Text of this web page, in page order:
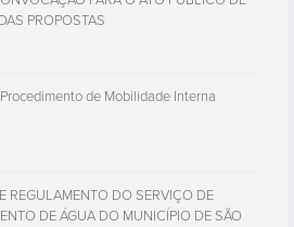
PROPOSTAS
de Mobilidade Interna
REGULAMENTO DO SERVIÇO DE
DE ÁGUA DO MUNICÍPIO DE SÃO